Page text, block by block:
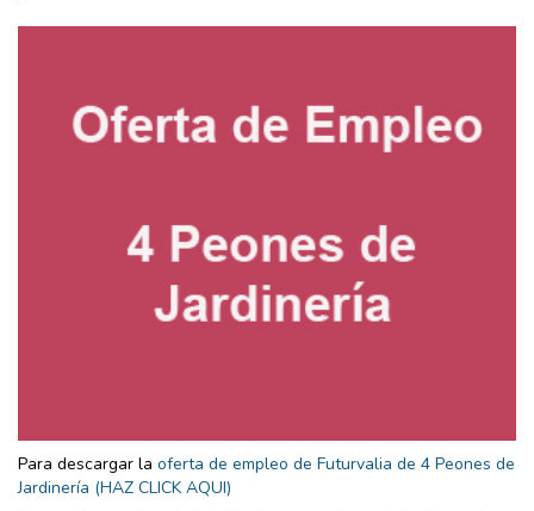
Para descargar la oferta de empleo de Futurvalia de 4 Peones de
Jardinería (HAZ CLICK AQUI)